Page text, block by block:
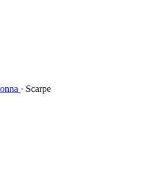
· Scarpe